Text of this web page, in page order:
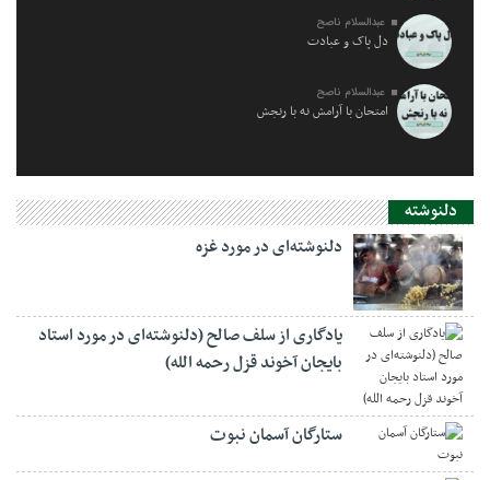
عبدالسلام ناصح
دل پاک و عبادت
عبدالسلام ناصح
امتحان با آرامش نه با رنجش
دلنوشته
دلنوشته‌ای در مورد غزه
یادگاری از سلف صالح (دلنوشته‌ای در مورد استاد
بایجان آخوند قزل رحمه الله)
ستارگان آسمان نبوت